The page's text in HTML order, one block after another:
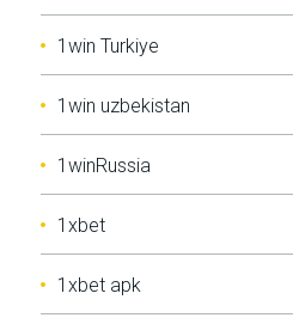
1win Turkiye
1win uzbekistan
1winRussia
1xbet
1xbet apk